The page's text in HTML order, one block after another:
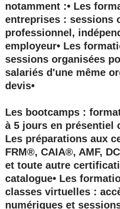
notamment :• Les
entreprises : sessions
professionnel,
employeur• Les
sessions organisées
salariés d'une même
devis•
Les bootcamps :
à 5 jours en présentiel
Les préparations aux
FRM®, CAIA®, AMF,
et toute autre
catalogue• Les
classes virtuelles :
numériques et